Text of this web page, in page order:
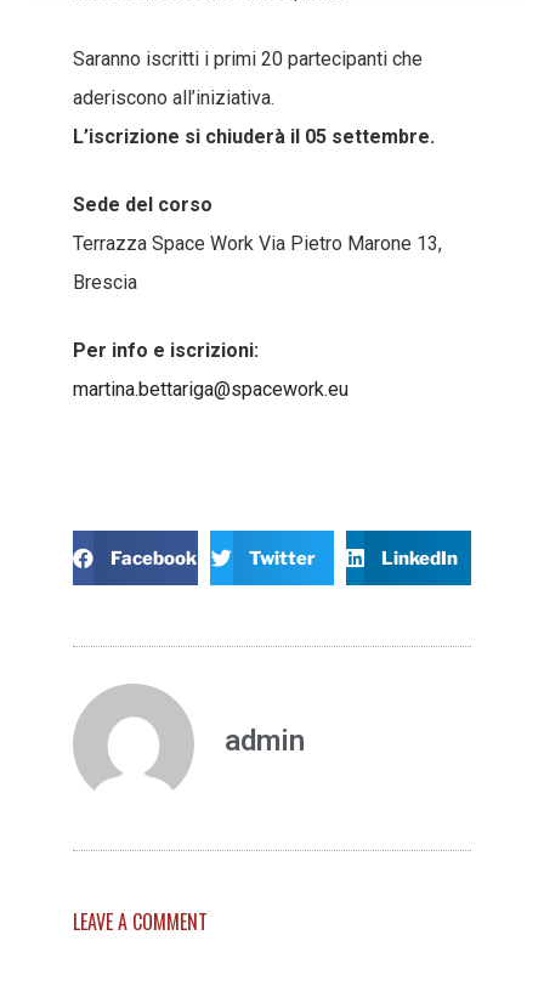
Saranno iscritti i primi 20 partecipanti che
aderiscono all’iniziativa.
L’iscrizione si chiuderà il 05 settembre.
Sede del corso
Terrazza Space Work Via Pietro Marone 13,
Brescia
Per info e iscrizioni:
martina.bettariga@spacework.eu
Facebook Twitter LinkedIn
admin
LEAVE A COMMENT